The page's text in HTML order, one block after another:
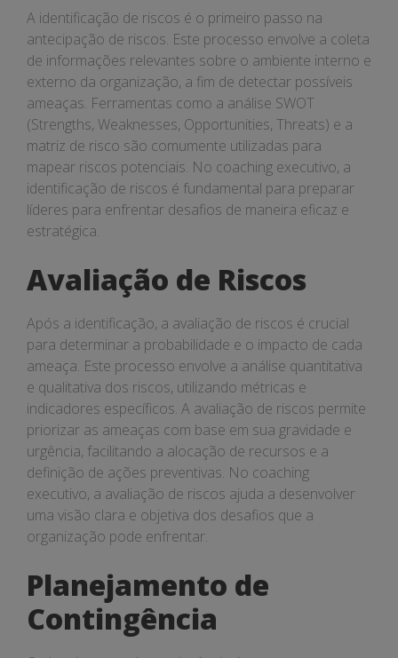
A identificação de riscos é o primeiro passo na
antecipação de riscos. Este processo envolve a coleta
de informações relevantes sobre o ambiente interno e
externo da organização, a fim de detectar possíveis
ameaças. Ferramentas como a análise SWOT
(Strengths, Weaknesses, Opportunities, Threats) e a
matriz de risco são comumente utilizadas para
mapear riscos potenciais. No coaching executivo, a
identificação de riscos é fundamental para preparar
líderes para enfrentar desafios de maneira eficaz e
estratégica.
Avaliação de Riscos
Após a identificação, a avaliação de riscos é crucial
para determinar a probabilidade e o impacto de cada
ameaça. Este processo envolve a análise quantitativa
e qualitativa dos riscos, utilizando métricas e
indicadores específicos. A avaliação de riscos permite
priorizar as ameaças com base em sua gravidade e
urgência, facilitando a alocação de recursos e a
definição de ações preventivas. No coaching
executivo, a avaliação de riscos ajuda a desenvolver
uma visão clara e objetiva dos desafios que a
organização pode enfrentar.
Planejamento de
Contingência